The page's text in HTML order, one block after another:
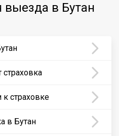
выезда в Бутан
страховке
в Бутан